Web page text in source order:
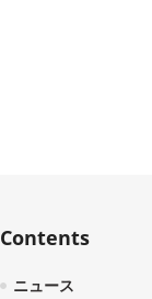
Contents
ニュース